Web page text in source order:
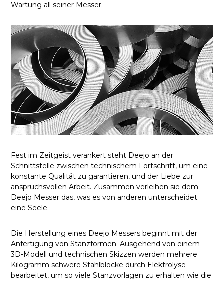
Wartung all seiner Messer.
Fest im Zeitgeist verankert steht Deejo an der
Schnittstelle zwischen technischem Fortschritt, um eine
konstante Qualität zu garantieren, und der Liebe zur
anspruchsvollen Arbeit. Zusammen verleihen sie dem
Deejo Messer das, was es von anderen unterscheidet:
eine Seele.
Die Herstellung eines Deejo Messers beginnt mit der
Anfertigung von Stanzformen. Ausgehend von einem
3D-Modell und technischen Skizzen werden mehrere
Kilogramm schwere Stahlblöcke durch Elektrolyse
bearbeitet, um so viele Stanzvorlagen zu erhalten wie die